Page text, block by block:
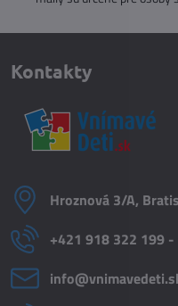
Kontakty
Hroznová 3/A,
+421 918 322 199